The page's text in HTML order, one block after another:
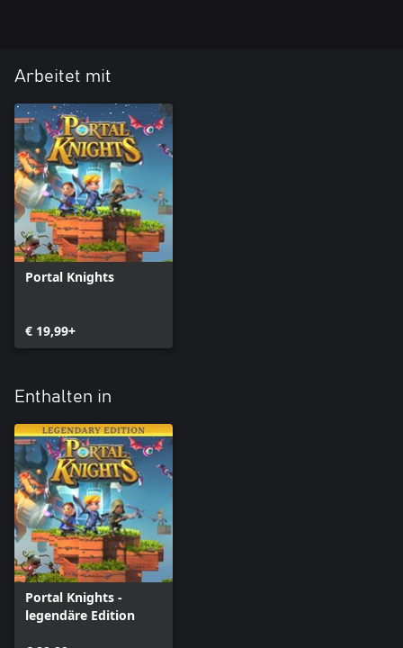
Arbeitet mit
Portal Knights
€ 19,99+
Enthalten in
Portal Knights -
legendäre Edition